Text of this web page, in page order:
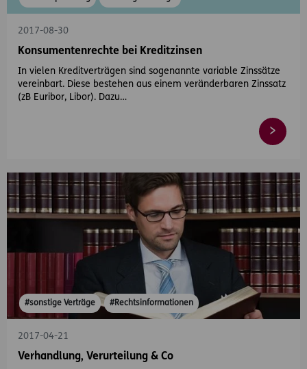
2017-08-30
Konsumentenrechte bei Kreditzinsen
In vielen Kreditverträgen sind sogenannte variable Zinssätze
vereinbart. Diese bestehen aus einem veränderbaren Zinssatz
(zB Euribor, Libor). Dazu…
#sonstige Verträge #Rechtsinformationen
2017-04-21
Verhandlung, Verurteilung & Co